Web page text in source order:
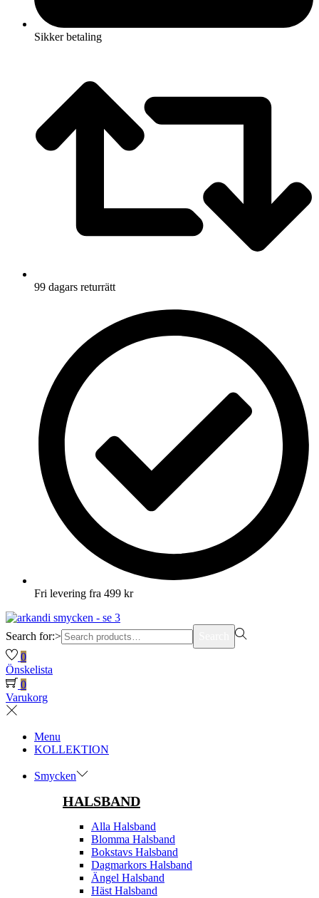
Sikker betaling
99 dagars returrätt
Fri levering fra 499 kr
Search for:>
0
Önskelista
0
Varukorg
Menu
KOLLEKTION
Smycken
HALSBAND
Alla Halsband
Blomma Halsband
Bokstavs Halsband
Dagmarkors Halsband
Ängel Halsband
Häst Halsband